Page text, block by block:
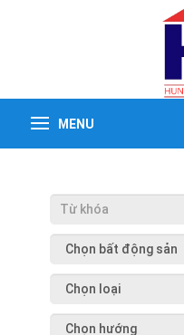
MENU